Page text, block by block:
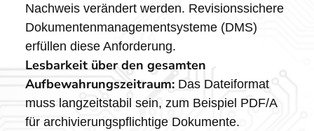
Nachweis verändert werden. Revisionssichere
Dokumentenmanagementsysteme (DMS)
erfüllen diese Anforderung.
Lesbarkeit über den gesamten
Aufbewahrungszeitraum:Das Dateiformat
muss langzeitstabil sein, zum Beispiel PDF/A
für archivierungspflichtige Dokumente.